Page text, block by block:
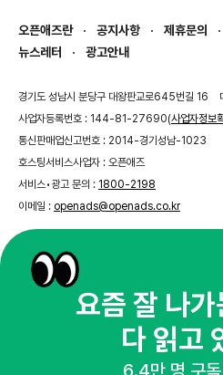
오픈애즈란 공지사항 제휴문의
뉴스레터
광고안내
경기도 성남시 분당구 대왕판교로645번길 16
사업자등록번호 : 144-81-27690(사업자정보
통신판매업신고번호 : 2014-경기성남-1023
호스팅서비스사업자 : 오픈애즈
서비스•광고 문의 : 1800-2198
이메일 : openads@openads.co.kr
이용약관개인정보처리방침
threadkakaotalk
© NHN AD. All rights reserved.
요즘 잘 나
다 읽고
6.4만 명 구독